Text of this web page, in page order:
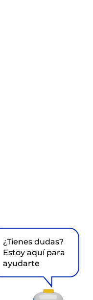
¿Tienes dudas?
Estoy aquí para
ayudarte